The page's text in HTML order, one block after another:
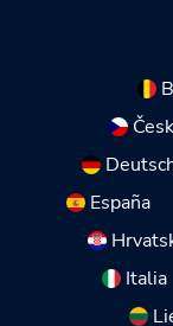
España
Italia